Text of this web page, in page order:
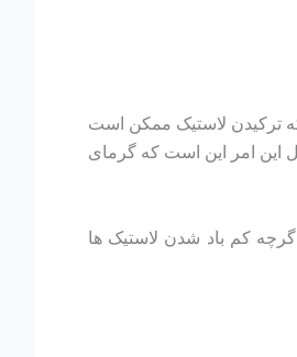
که ترکیدن لاستیک ممکن است
این امر این است که گرمای
کم باد شدن لاستیک ها